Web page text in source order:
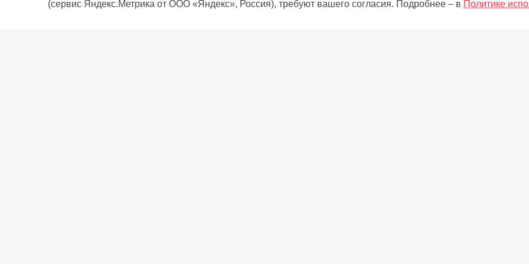
(сервис Яндекс.Метрика от ООО «Яндекс», Россия), требуют вашего согласия. Подробнее – в Политике